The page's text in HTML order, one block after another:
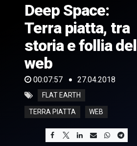
57
seconds
Deep Space:
Terra piatta, tra
storia e follia del
web
00:07:57 27.04.2018
FLAT EARTH
TERRA PIATTA WEB